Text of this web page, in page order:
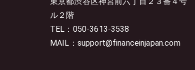
ル２階
TEL：050-3613-3538
MAIL：support@financeinjapan.com